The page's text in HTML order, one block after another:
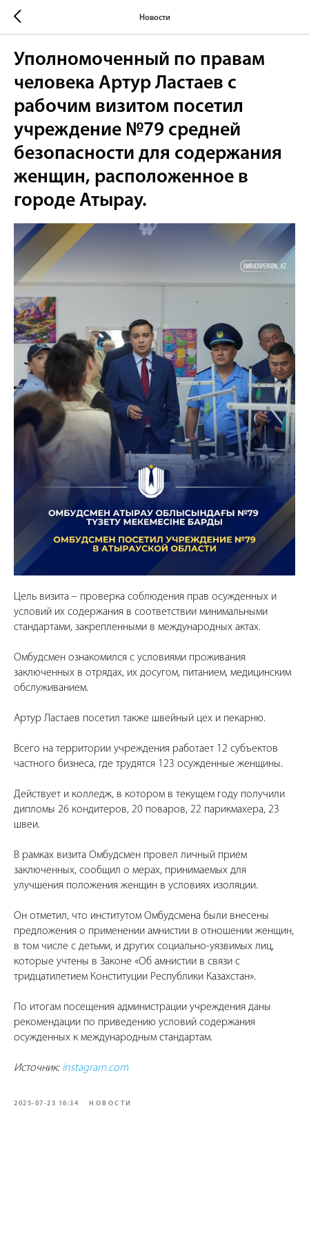
Новости
Уполномоченный по правам
человека Артур Ластаев с
рабочим визитом посетил
учреждение №79 средней
безопасности для содержания
женщин, расположенное в
городе Атырау.
Цель визита – проверка соблюдения прав осужденных и
условий их содержания в соответствии минимальными
стандартами, закрепленными в международных актах.
Омбудсмен ознакомился с условиями проживания
заключенных в отрядах, их досугом, питанием, медицинским
обслуживанием.
Артур Ластаев посетил также швейный цех и пекарню.
Всего на территории учреждения работает 12 субъектов
частного бизнеса, где трудятся 123 осужденные женщины.
Действует и колледж, в котором в текущем году получили
дипломы 26 кондитеров, 20 поваров, 22 парикмахера, 23
швеи.
В рамках визита Омбудсмен провел личный прием
заключенных, сообщил о мерах, принимаемых для
улучшения положения женщин в условиях изоляции.
Он отметил, что институтом Омбудсмена были внесены
предложения о применении амнистии в отношении женщин,
в том числе с детьми, и других социально-уязвимых лиц,
которые учтены в Законе «Об амнистии в связи с
тридцатилетием Конституции Республики Казахстан».
По итогам посещения администрации учреждения даны
рекомендации по приведению условий содержания
осужденных к международным стандартам.
Источник: instagram.com
2025-07-23 16:34 НОВОСТИ